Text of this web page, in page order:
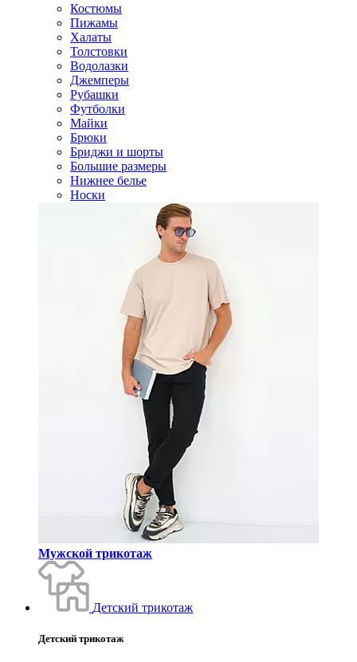
Костюмы
Пижамы
Халаты
Толстовки
Водолазки
Джемперы
Рубашки
Футболки
Майки
Брюки
Бриджи и шорты
Большие размеры
Нижнее белье
Носки
Мужской трикотаж
Детский трикотаж
Детский трикотаж